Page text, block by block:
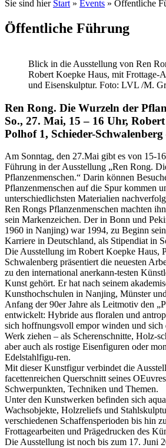
Sie sind hier Start » Events » Öffentliche
Öffentliche Führung
Blick in die Ausstellung von Ren
Robert Koepke Haus, mit Frottage-
und Eisenskulptur. Foto: LVL /M.
Ren Rong. Die Wurzeln der
So., 27. Mai, 15 – 16 Uhr,
Polhof 1, Schieder-Schwalenberg
Am Sonntag, den 27.Mai gibt es von 15-
Führung in der Ausstellung „Ren Rong.
Pflanzenmenschen.“ Darin können
Pflanzenmenschen auf die Spur kommen
unterschiedlichsten Materialien
Ren Rongs Pflanzenmenschen machten
sein Markenzeichen. Der in Bonn und
1960 in Nanjing) war 1994, zu Beginn
Karriere in Deutschland, als Stipendiat in
Die Ausstellung im Robert Koepke Haus,
Schwalenberg präsentiert die neuesten
zu den international anerkann-testen
Kunst gehört. Er hat nach seinem
Kunsthochschulen in Nanjing, Münster
Anfang der 90er Jahre als Leitmotiv den
entwickelt: Hybride aus floralen und
sich hoffnungsvoll empor winden und sich
Werk ziehen – als Scherenschnitte, Holz-
aber auch als rostige Eisenfiguren oder
Edelstahlfigu-ren.
Mit dieser Kunstfigur verbindet die
facettenreichen Querschnitt seines
Schwerpunkten, Techniken und Themen.
Unter den Kunstwerken befinden sich
Wachsobjekte, Holzreliefs und
verschiedenen Schaffensperioden bis hin
Frottagearbeiten und Prägedrucken des
Die Ausstellung ist noch bis zum 17. Juni